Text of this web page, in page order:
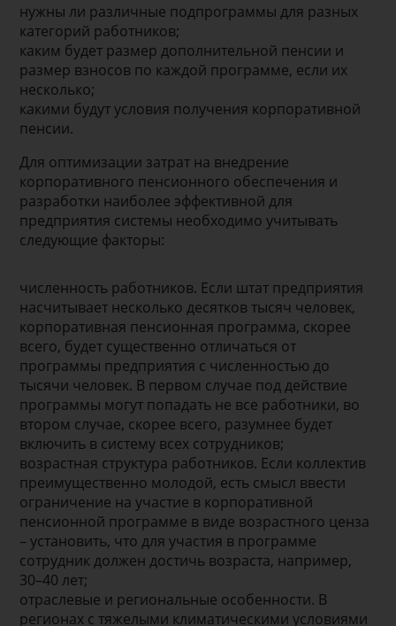
нужны ли различные подпрограммы для разных
категорий работников;
каким будет размер дополнительной пенсии и
размер взносов по каждой программе, если их
несколько;
какими будут условия получения корпоративной
пенсии.
Для оптимизации затрат на внедрение
корпоративного пенсионного обеспечения и
разработки наиболее эффективной для
предприятия системы необходимо учитывать
следующие факторы:
численность работников. Если штат предприятия
насчитывает несколько десятков тысяч человек,
корпоративная пенсионная программа, скорее
всего, будет существенно отличаться от
программы предприятия с численностью до
тысячи человек. В первом случае под действие
программы могут попадать не все работники, во
втором случае, скорее всего, разумнее будет
включить в систему всех сотрудников;
возрастная структура работников. Если коллектив
преимущественно молодой, есть смысл ввести
ограничение на участие в корпоративной
пенсионной программе в виде возрастного ценза
– установить, что для участия в программе
сотрудник должен достичь возраста, например,
30–40 лет;
отраслевые и региональные особенности. В
регионах с тяжелыми климатическими условиями